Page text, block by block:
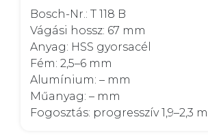
Bosch-Nr.: T 118 B
Vágási hossz: 67 mm
Anyag: HSS gyorsacél
Fém: 2,5–6 mm
Alumínium: – mm
Műanyag: – mm
Fogosztás: progresszív 1,9–2,3